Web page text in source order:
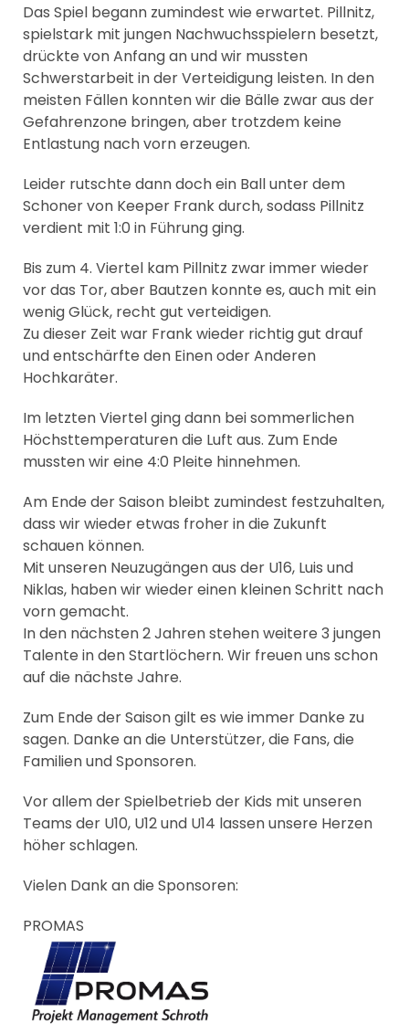
Das Spiel begann zumindest wie erwartet. Pillnitz,
spielstark mit jungen Nachwuchsspielern besetzt,
drückte von Anfang an und wir mussten
Schwerstarbeit in der Verteidigung leisten. In den
meisten Fällen konnten wir die Bälle zwar aus der
Gefahrenzone bringen, aber trotzdem keine
Entlastung nach vorn erzeugen.
Leider rutschte dann doch ein Ball unter dem
Schoner von Keeper Frank durch, sodass Pillnitz
verdient mit 1:0 in Führung ging.
Bis zum 4. Viertel kam Pillnitz zwar immer wieder
vor das Tor, aber Bautzen konnte es, auch mit ein
wenig Glück, recht gut verteidigen.
Zu dieser Zeit war Frank wieder richtig gut drauf
und entschärfte den Einen oder Anderen
Hochkaräter.
Im letzten Viertel ging dann bei sommerlichen
Höchsttemperaturen die Luft aus. Zum Ende
mussten wir eine 4:0 Pleite hinnehmen.
Am Ende der Saison bleibt zumindest festzuhalten,
dass wir wieder etwas froher in die Zukunft
schauen können.
Mit unseren Neuzugängen aus der U16, Luis und
Niklas, haben wir wieder einen kleinen Schritt nach
vorn gemacht.
In den nächsten 2 Jahren stehen weitere 3 jungen
Talente in den Startlöchern. Wir freuen uns schon
auf die nächste Jahre.
Zum Ende der Saison gilt es wie immer Danke zu
sagen. Danke an die Unterstützer, die Fans, die
Familien und Sponsoren.
Vor allem der Spielbetrieb der Kids mit unseren
Teams der U10, U12 und U14 lassen unsere Herzen
höher schlagen.
Vielen Dank an die Sponsoren:
PROMAS